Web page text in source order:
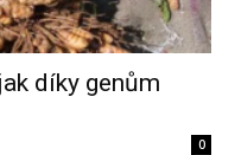
díky genům
0